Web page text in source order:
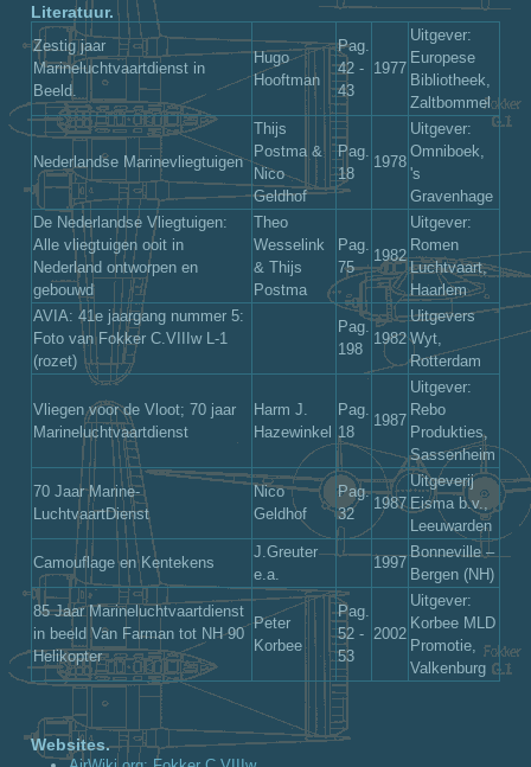
Literatuur.
Zestig jaar
Marineluchtvaartdienst in
Beeld.
Hugo
Hooftman
Pag.
42 -
43
1977
Uitgever:
Europese
Bibliotheek,
Zaltbommel
Nederlandse Marinevliegtuigen
Thijs
Postma &
Nico
Geldhof
Pag.
18
1978
Uitgever:
Omniboek,
's
Gravenhage
De Nederlandse Vliegtuigen:
Alle vliegtuigen ooit in
Nederland ontworpen en
gebouwd
Theo
Wesselink
& Thijs
Postma
Pag.
75
1982
Uitgever:
Romen
Luchtvaart,
Haarlem
AVIA: 41e jaargang nummer 5:
Foto van Fokker C.VIIIw L-1
(rozet)
Pag.
198
1982
Uitgevers
Wyt,
Rotterdam
Vliegen voor de Vloot; 70 jaar
Marineluchtvaartdienst
Harm J.
Hazewinkel
Pag.
18
1987
Uitgever:
Rebo
Produkties,
Sassenheim
70 Jaar Marine-
LuchtvaartDienst
Nico
Geldhof
Pag.
32
1987
Uitgeverij
Eisma b.v.,
Leeuwarden
Camouflage en Kentekens
J.Greuter
e.a.
1997
Bonneville –
Bergen (NH)
85 Jaar Marineluchtvaartdienst
in beeld Van Farman tot NH 90
Helikopter
Peter
Korbee
Pag.
52 -
53
2002
Uitgever:
Korbee MLD
Promotie,
Valkenburg
Websites.